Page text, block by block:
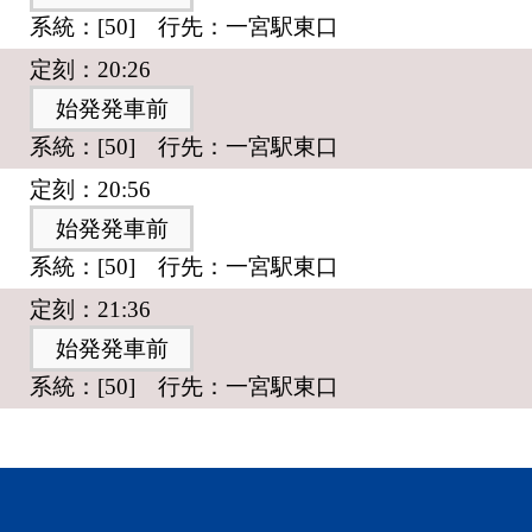
系統：[50] 行先：一宮駅東口
定刻：20:26
始発発車前
系統：[50] 行先：一宮駅東口
定刻：20:56
始発発車前
系統：[50] 行先：一宮駅東口
定刻：21:36
始発発車前
系統：[50] 行先：一宮駅東口